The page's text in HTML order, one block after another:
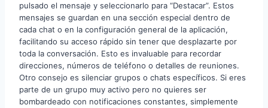
pulsado el mensaje y seleccionarlo para “Destacar”. Estos
mensajes se guardan en una sección especial dentro de
cada chat o en la configuración general de la aplicación,
facilitando su acceso rápido sin tener que desplazarte por
toda la conversación. Esto es invaluable para recordar
direcciones, números de teléfono o detalles de reuniones.
Otro consejo es silenciar grupos o chats específicos. Si eres
parte de un grupo muy activo pero no quieres ser
bombardeado con notificaciones constantes, simplemente